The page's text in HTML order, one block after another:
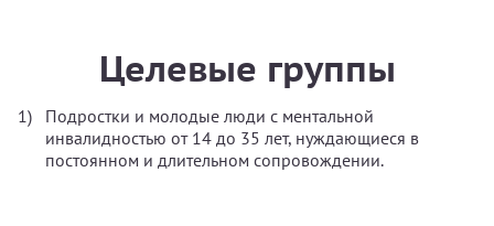
Целевые группы
Подростки и молодые люди с ментальной
инвалидностью от 14 до 35 лет, нуждающиеся в
постоянном и длительном сопровождении.